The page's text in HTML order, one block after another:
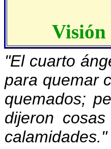
Visión
"El cuarto
para quemar
quemados;
dijeron
calamidades."